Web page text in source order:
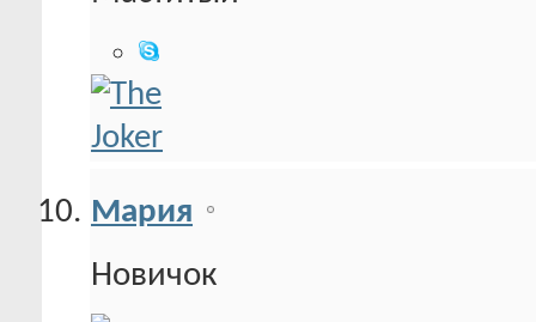
Мария
Новичок